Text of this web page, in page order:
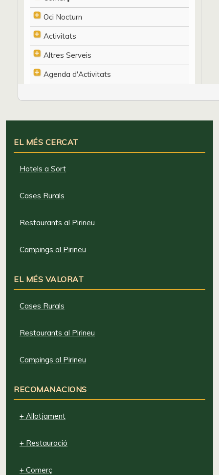
Oci Nocturn
Activitats
Altres Serveis
Agenda d'Activitats
EL MÉS CERCAT
Hotels a Sort
Cases Rurals
Restaurants al Pirineu
Campings al Pirineu
EL MÉS VALORAT
Cases Rurals
Restaurants al Pirineu
Campings al Pirineu
RECOMANACIONS
+ Allotjament
+ Restauració
+ Comerç